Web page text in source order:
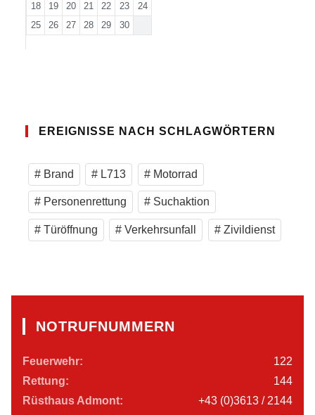
18
19 20 21 22 23
24
25
26 27 28 29 30
EREIGNISSE NACH SCHLAGWÖRTERN
Brand L713 Motorrad
Personenrettung Suchaktion
Türöffnung Verkehrsunfall Zivildienst
NOTRUFNUMMERN
Feuerwehr:
122
Rettung:
144
Rüsthaus Admont:
+43 (0)3613 / 2144